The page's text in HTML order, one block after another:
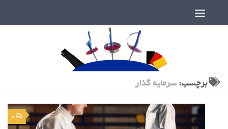
برچسب:سرمایه گذار
0